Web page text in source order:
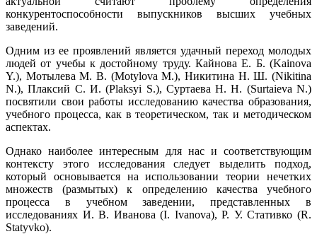
конкурентоспособности выпускников высших учебных
заведений.
Одним из ее проявлений является удачный переход молодых
людей от учебы к достойному труду. Кайнова Е. Б. (Kainova
Y.), Мотылева М. В. (Motylova M.), Никитина Н. Ш. (Nikitina
N.), Плаксий С. И. (Plaksyi S.), Суртаева Н. Н. (Surtaieva N.)
посвятили свои работы исследованию качества образования,
учебного процесса, как в теоретическом, так и методическом
аспектах.
Однако наиболее интересным для нас и соответствующим
контексту этого исследования следует выделить подход,
который основывается на использовании теории нечетких
множеств (размытых) к определению качества учебного
процесса в учебном заведении, представленных в
исследованиях И. В. Иванова (I. Ivanova), Р. У. Стативко (R.
Statyvko).